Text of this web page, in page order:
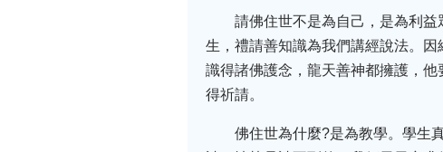
請佛住世不是為自己，是為利
生，禮請善知識為我們講經說法。
識得諸佛護念，龍天善神都擁護，
得祈請。
佛住世為什麼?是為教學。學生